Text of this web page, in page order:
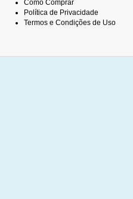
Como Comprar
Política de Privacidade
Termos e Condições de Uso